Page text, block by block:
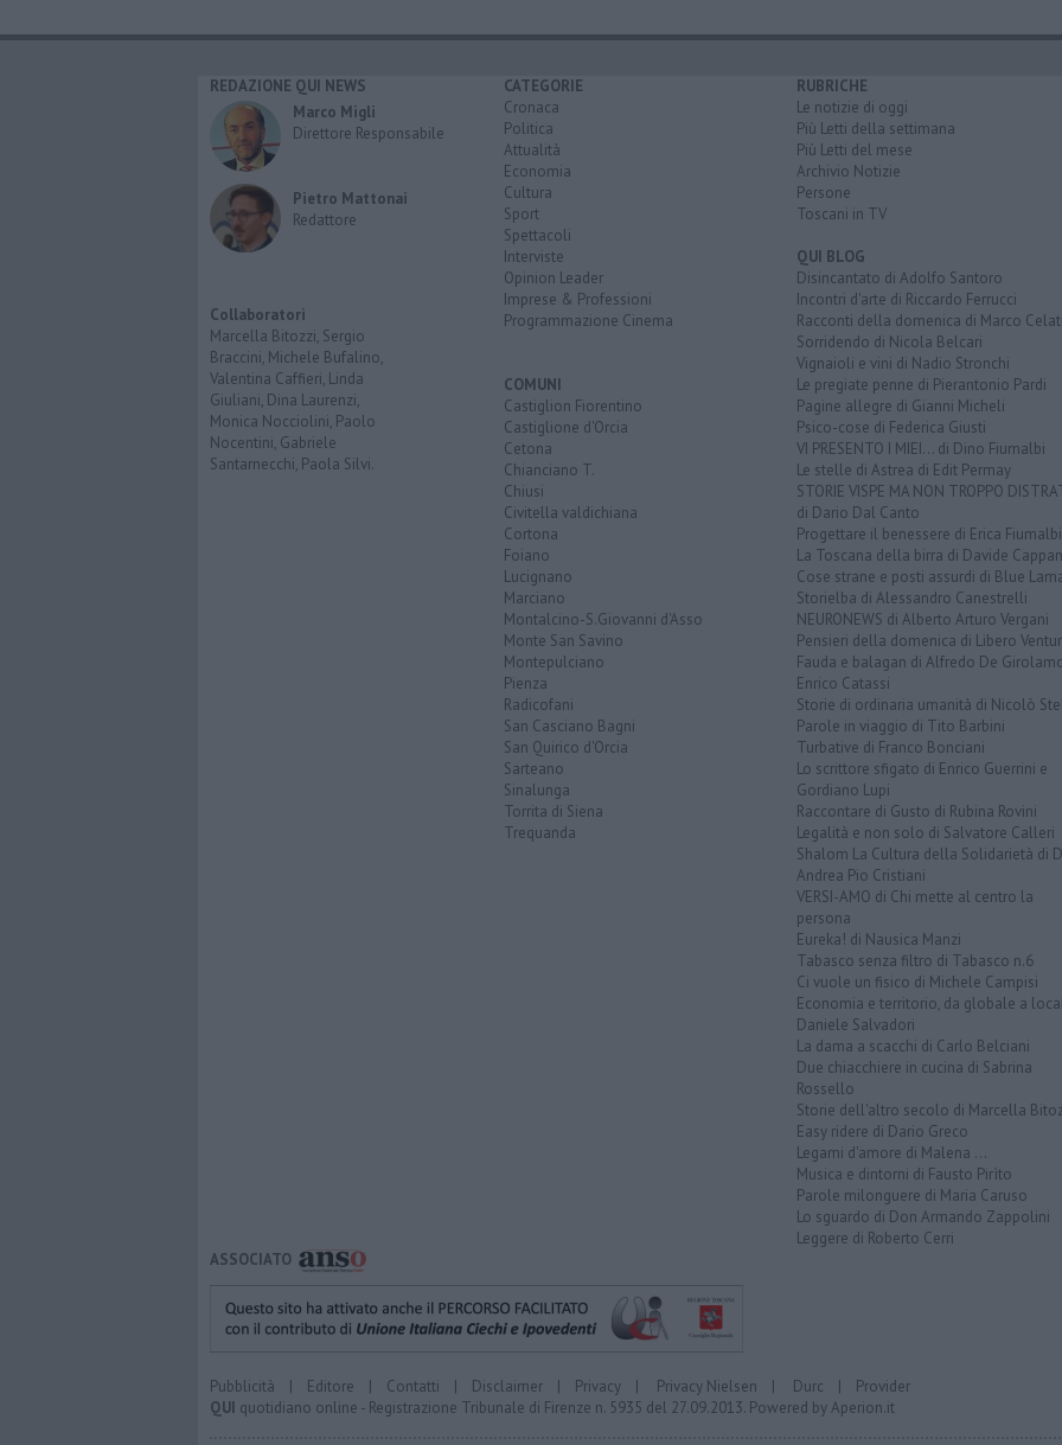
REDAZIONE QUI NEWS
Marco Migli
Direttore Responsabile
Pietro Mattonai
Redattore
Collaboratori
Marcella Bitozzi, Sergio
Braccini, Michele Bufalino,
Valentina Caffieri, Linda
Giuliani, Dina Laurenzi,
Monica Nocciolini, Paolo
Nocentini, Gabriele
Santarnecchi, Paola Silvi.
CATEGORIE
Cronaca
Politica
Attualità
Economia
Cultura
Sport
Spettacoli
Interviste
Opinion Leader
Imprese & Professioni
Programmazione Cinema
COMUNI
Castiglion Fiorentino
Castiglione d'Orcia
Cetona
Chianciano T.
Chiusi
Civitella valdichiana
Cortona
Foiano
Lucignano
Marciano
Montalcino-S.Giovanni d'Asso
Monte San Savino
Montepulciano
Pienza
Radicofani
San Casciano Bagni
San Quirico d'Orcia
Sarteano
Sinalunga
Torrita di Siena
Trequanda
RUBRICHE
Le notizie di oggi
Più Letti della settimana
Più Letti del mese
Archivio Notizie
Persone
Toscani in TV
QUI BLOG
Disincantato di Adolfo Santoro
Incontri d'arte di Riccardo Ferrucci
Racconti della domenica di Marco Celati
Sorridendo di Nicola Belcari
Vignaioli e vini di Nadio Stronchi
Le pregiate penne di Pierantonio Pardi
Pagine allegre di Gianni Micheli
Psico-cose di Federica Giusti
VI PRESENTO I MIEI... di Dino Fiumalbi
Le stelle di Astrea di Edit Permay
STORIE VISPE MA NON TROPPO
di Dario Dal Canto
Progettare il benessere di Erica Fiumalbi
La Toscana della birra di Davide
Cose strane e posti assurdi di Blue
Storielba di Alessandro Canestrelli
NEURONEWS di Alberto Arturo Vergani
Pensieri della domenica di Libero
Fauda e balagan di Alfredo De
Enrico Catassi
Storie di ordinaria umanità di Nicolò
Parole in viaggio di Tito Barbini
Turbative di Franco Bonciani
Lo scrittore sfigato di Enrico Guerrini e
Gordiano Lupi
Raccontare di Gusto di Rubina Rovini
Legalità e non solo di Salvatore Calleri
Shalom La Cultura della Solidarietà di
Andrea Pio Cristiani
VERSI-AMO di Chi mette al centro la
persona
Eureka! di Nausica Manzi
Tabasco senza filtro di Tabasco n.6
Ci vuole un fisico di Michele Campisi
Economia e territorio, da globale a
Daniele Salvadori
La dama a scacchi di Carlo Belciani
Due chiacchiere in cucina di Sabrina
Rossello
Storie dell'altro secolo di Marcella
Easy ridere di Dario Greco
Legami d'amore di Malena ...
Musica e dintorni di Fausto Pirìto
Parole milonguere di Maria Caruso
Lo sguardo di Don Armando Zappolini
Leggere di Roberto Cerri
ASSOCIATO
Pubblicità | Editore | Contatti | Disclaimer | Privacy | Privacy Nielsen | Durc | Provider
QUI quotidiano online - Registrazione Tribunale di Firenze n. 5935 del 27.09.2013. Powered byAperion.it